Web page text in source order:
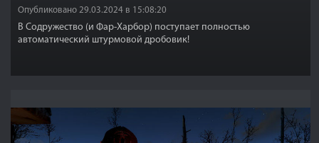
Опубликовано 29.03.2024 в 15:08:20
В Содружество (и Фар-Харбор) поступает полностью
автоматический штурмовой дробовик!